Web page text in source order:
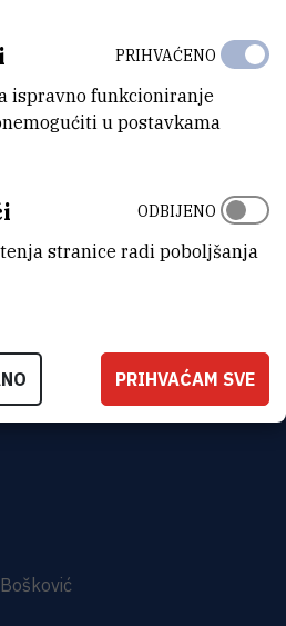
Zagreb
ispravno funkcioniranje
u postavkama
PRIHVAĆENO
stranice radi poboljšanja
ODBIJENO
PRIHVAĆAM SVE